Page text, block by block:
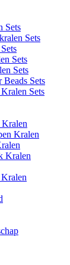
Sets
Sets
Sets
Sets
Beads Sets
Sets
Kralen
Kralen